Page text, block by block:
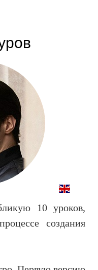
10 уроков,
создания